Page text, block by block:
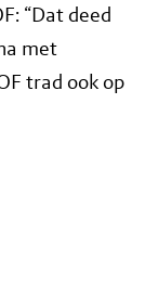
“Dat deed
met
trad ook op